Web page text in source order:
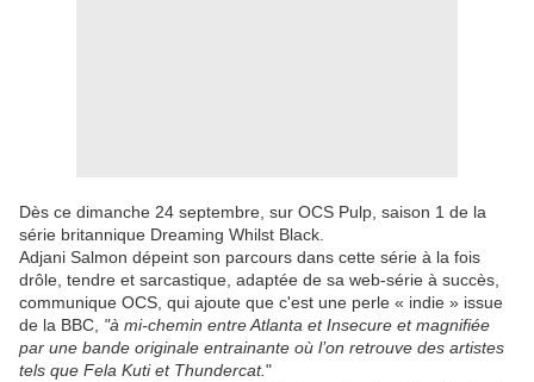
Dès ce dimanche 24 septembre, sur OCS Pulp, saison 1 de la
série britannique Dreaming Whilst Black.
Adjani Salmon dépeint son parcours dans cette série à la fois
drôle, tendre et sarcastique, adaptée de sa web-série à succès,
communique OCS, qui ajoute que c'est une perle « indie » issue
de la BBC, "à mi-chemin entre Atlanta et Insecure et magnifiée
par une bande originale entrainante où l’on retrouve des artistes
tels que Fela Kuti et Thundercat."